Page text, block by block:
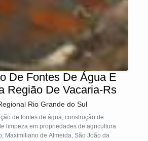
De Fontes De Água E
Região De Vacaria-Rs
Rio Grande do Sul
de fontes de água, construção de
limpeza em propriedades de agricultura
Maximiliano de Almeida, São João da